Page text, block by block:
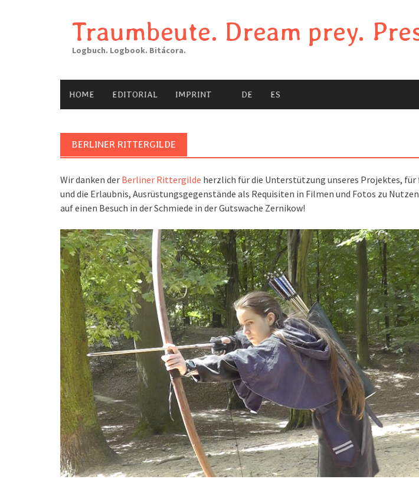
Traumbeute. Dream prey.
Logbuch. Logbook. Bitácora.
HOME EDITORIAL IMPRINT DE ES
BERLINER RITTERGILDE
Wir danken der Berliner Rittergilde herzlich für die Unterstützung unseres Projektes, für
und die Erlaubnis, Ausrüstungsgegenstände als Requisiten in Filmen und Fotos zu
auf einen Besuch in der Schmiede in der Gutswache Zernikow!